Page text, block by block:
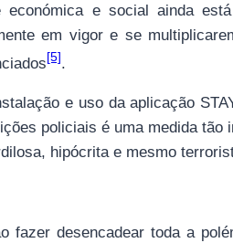
e social ainda
em vigor e se
[5].
e uso da aplicação
policiais é uma medida
hipócrita e mesmo
fazer desencadear toda a